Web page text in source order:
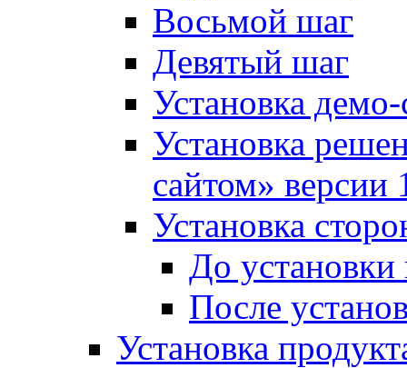
Восьмой шаг
Девятый шаг
Установка
Установка
сайтом»
Установка
До установки
После
Установка